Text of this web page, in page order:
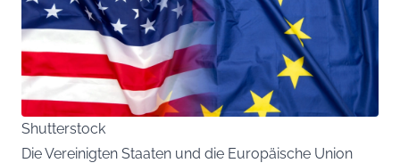
Shutterstock
Die Vereinigten Staaten und die Europäische Union